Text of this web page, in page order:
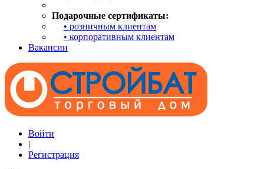
Подарочные сертификаты:
• розничным клиентам
• корпоративным клиентам
Вакансии
Войти
|
Регистрация